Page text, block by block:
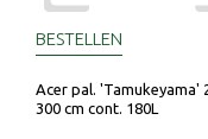
Acer pal. 'Tamukeyama'
300 cm cont. 180L
BESTELLEN